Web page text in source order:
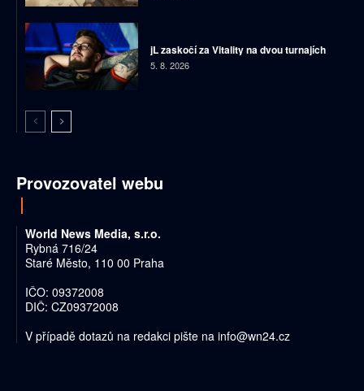
jL zaskočí za Vitality na dvou turnajích
5. 8. 2026
Provozovatel webu
World News Media, s.r.o.
Rybná 716/24
Staré Město, 110 00 Praha
IČO: 09372008
DIČ: CZ09372008
V případě dotazů na redakci pište na info@wn24.cz